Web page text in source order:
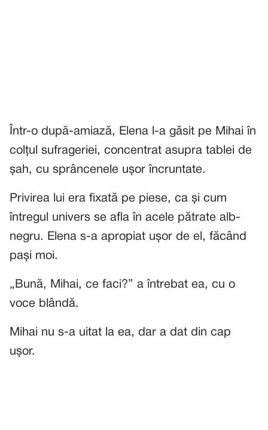
Într-o după-amiază, Elena l-a găsit pe Mihai în
colțul sufrageriei, concentrat asupra tablei de
șah, cu sprâncenele ușor încruntate.
Privirea lui era fixată pe piese, ca și cum
întregul univers se afla în acele pătrate alb-
negru. Elena s-a apropiat ușor de el, făcând
pași moi.
„Bună, Mihai, ce faci?” a întrebat ea, cu o
voce blândă.
Mihai nu s-a uitat la ea, dar a dat din cap
ușor.